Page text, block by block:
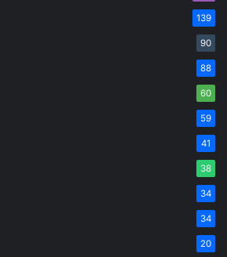
139
90
88
60
59
41
38
34
34
20